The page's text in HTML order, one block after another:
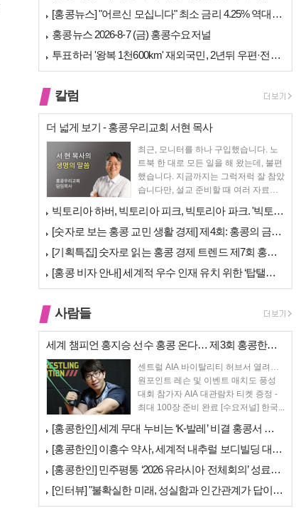
[홍콩뉴스] "어르신 모십니다" 최소 금리 4.25% 역대급 혜택, 홍콩…
홍콩뉴스 2026-8-7 (금) 홍콩수요저널
투표하러 '왕복 1천600km' 재외국민, 2년뒤 우편·전자투표 할까
칼럼
더 넓게 보기 - 홍콩우리교회 서현 목사
최근, 모니터를 하나 구입했습니다. 노
트북 한 대로 모든 일을 해 왔는데, 불편
했습니다. 지금까지는 그럭저럭 잘 참았
습니다만, 설교 준비할 때 여러 자료를
빅토리아 하버, 빅토리아 피크, 빅토리아 파크. '빅토리아’의 이름은 어…
[숫자로 보는 홍콩 교민 생활 경제] 제4회: 홍콩의 금융 — 지표 및 …
[기획특집] 숫자로 읽는 홍콩 경제 트렌드 제7회 홍콩 문화·창의 산업…
[홍콩 비자 안내] 세계적 우수 인재 유치 위한 ‘탑탤런트 비자(TTPS…
사람들
세계 챔피언 홍지승 선수 홍콩 온다… 제3회 홍콩한인팔씨름대회 9월 12…
센트럴 AIA 바이탈리티 허브서 열려…
원포인트 레슨 및 이벤트 매치도 풍성
대회 참가자 AIA 대관람차 티켓 증정 -
최대 100장 준비 완료 [수요저널] 한국...
[홍콩한인] 세계 무대 누비는 ‘K-발레’ 비결 홍콩서 연다… 정발레스튜…
[홍콩한인] 이흥수 약사, 세계적 내추럴 보디빌딩 대회 WNBF 홍콩서 …
[홍콩한인] 민주평통 ‘2026 유라시아 전체회의’ 성료… 이재명 대통령…
[인터뷰] "불확실한 미래, 성실함과 인간관계가 답이다"… 최강욱 한은 …